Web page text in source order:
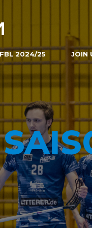
FBL 2024/25 JOIN